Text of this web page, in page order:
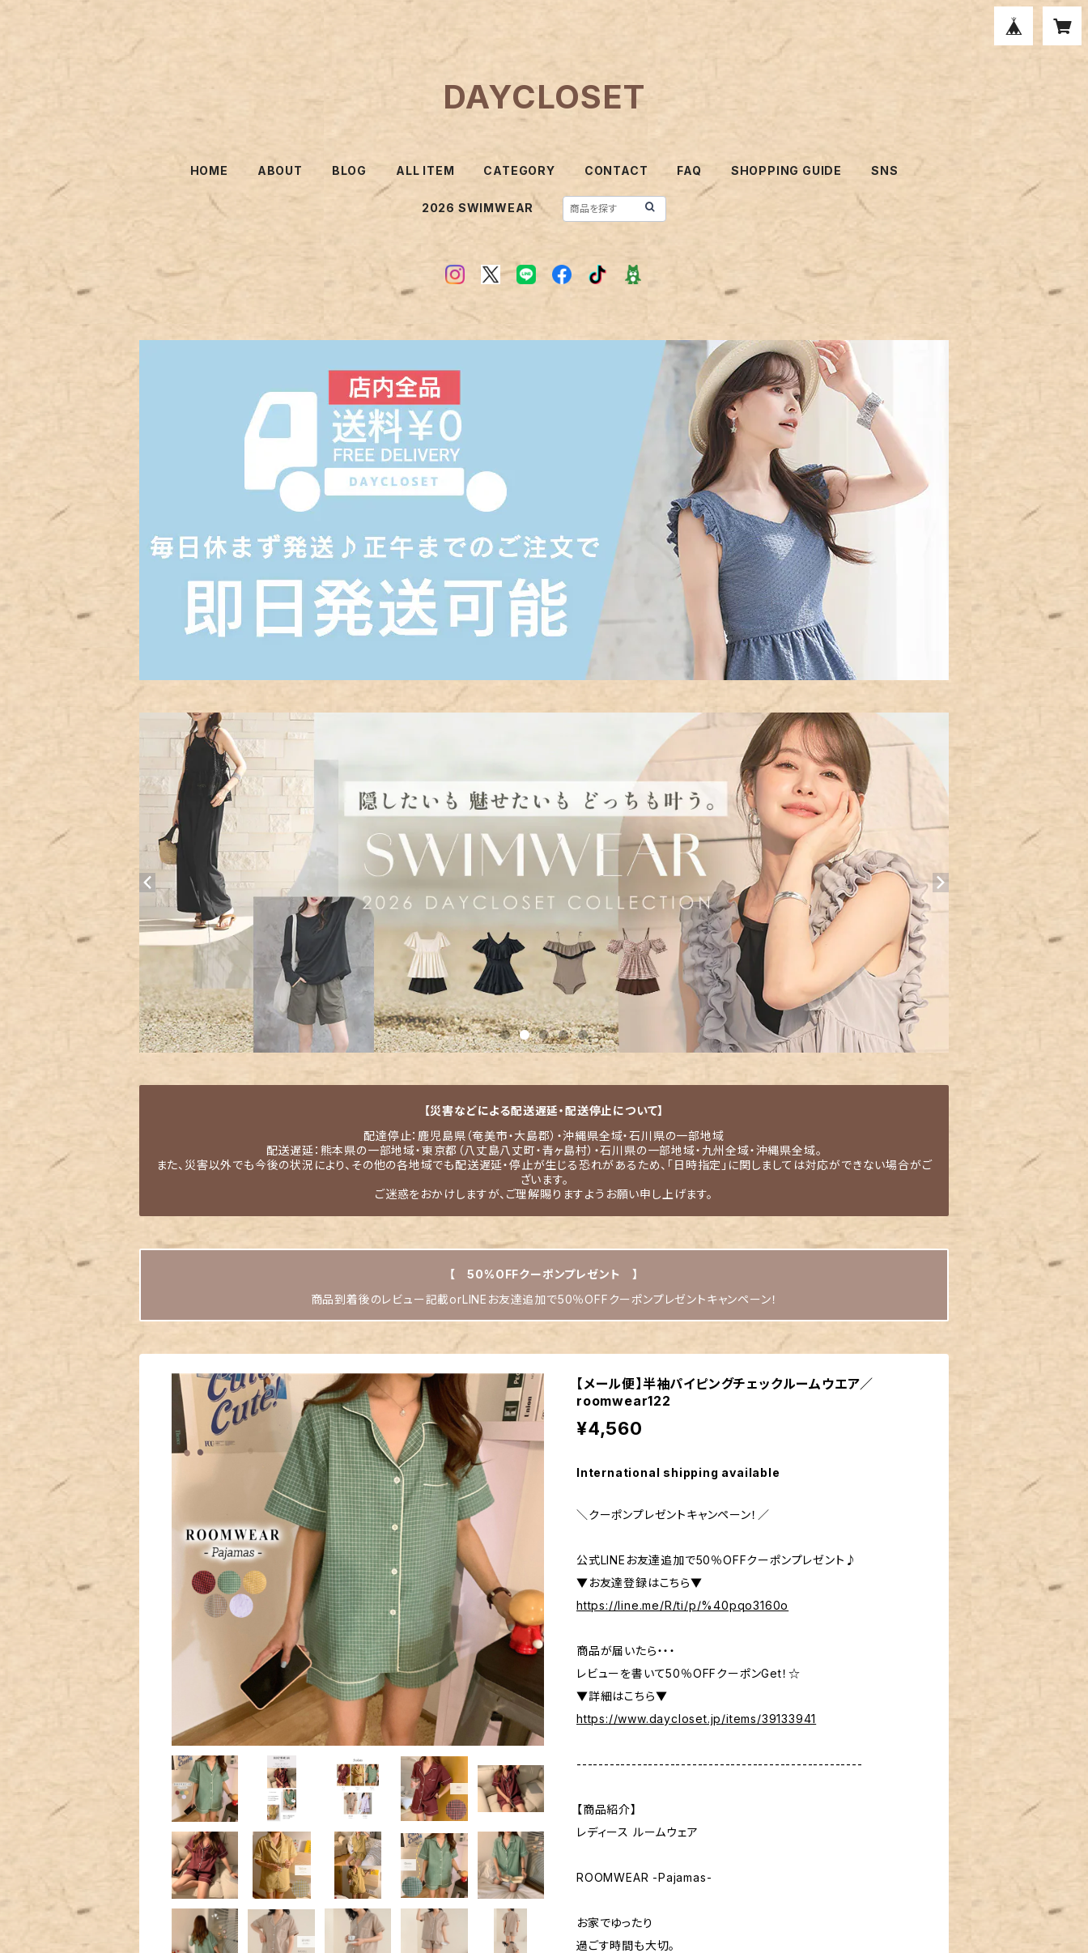
DAYCLOSET
HOME ABOUT BLOG ALL ITEM CATEGORY CONTACT FAQ SHOPPING GUIDE SNS
2026 SWIMWEAR
【災害などによる配送遅延・配送停止について】
配達停止：鹿児島県（奄美市・大島郡）・沖縄県全域・石川県の一部地域
配送遅延：熊本県の一部地域・東京都（八丈島八丈町・青ヶ島村）・石川県の一部地域・九州全域・沖縄県全域。
また、災害以外でも今後の状況により、その他の各地域でも配送遅延・停止が生じる恐れがあるため、「日時指定」に関しましては対応ができない場合がご
ざいます。
ご迷惑をおかけしますが、ご理解賜りますようお願い申し上げます。
【 50%OFFクーポンプレゼント 】
商品到着後のレビュー記載orLINEお友達追加で50％OFFクーポンプレゼントキャンペーン！
【メール便】半袖パイピングチェックルームウエア／
roomwear122
¥4,560
International shipping available
＼クーポンプレゼントキャンペーン！／
公式LINEお友達追加で50％OFFクーポンプレゼント♪
▼お友達登録はこちら▼
https://line.me/R/ti/p/%40pqo3160o
商品が届いたら・・・
レビューを書いて50％OFFクーポンGet！☆
▼詳細はこちら▼
https://www.daycloset.jp/items/39133941
----------------------------------------------------
【商品紹介】
レディース ルームウェア
ROOMWEAR -Pajamas-
お家でゆったり
過ごす時間も大切。